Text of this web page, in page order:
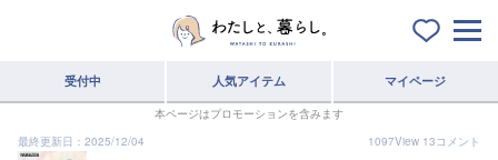
受付中 人気アイテム マイページ
本ページはプロモーションを含みます
最終更新日：2025/12/04
1097View 13コメント